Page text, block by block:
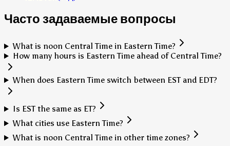
Часто задаваемые вопросы
What is noon Central Time in Eastern Time?
How many hours is Eastern Time ahead of Central Time?
When does Eastern Time switch between EST and EDT?
Is EST the same as ET?
What cities use Eastern Time?
What is noon Central Time in other time zones?